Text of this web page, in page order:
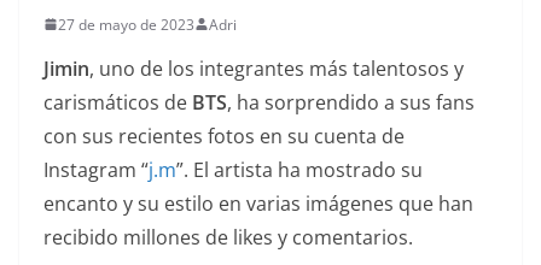
27 de mayo de 2023 Adri
Jimin, uno de los integrantes más talentosos y
carismáticos de BTS, ha sorprendido a sus fans
con sus recientes fotos en su cuenta de
Instagram “j.m”. El artista ha mostrado su
encanto y su estilo en varias imágenes que han
recibido millones de likes y comentarios.